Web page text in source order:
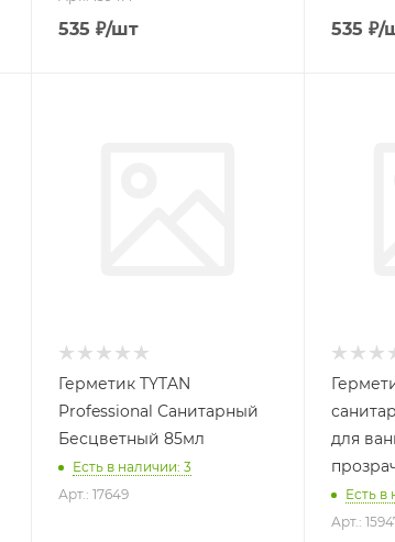
535 ₽/шт 535 ₽/
Герметик TYTAN
Professional Санитарный
Бесцветный 85мл
Есть в наличии: 3
Арт.: 17649
для
Есть в
Арт.: